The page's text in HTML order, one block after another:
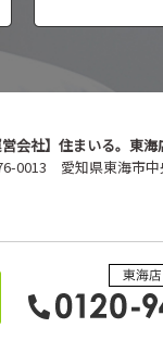
営会社】住まいる。東
0013 愛知県東海市中